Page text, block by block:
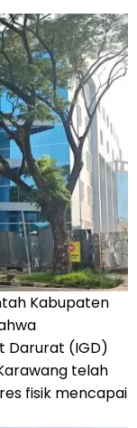
Kabupaten
Darurat (IGD)
telah
fisik mencapai